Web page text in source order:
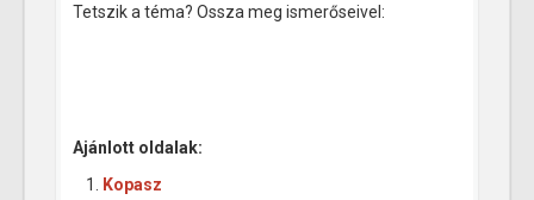
Tetszik a téma? Ossza meg ismerőseivel:
Ajánlott oldalak:
Kopasz